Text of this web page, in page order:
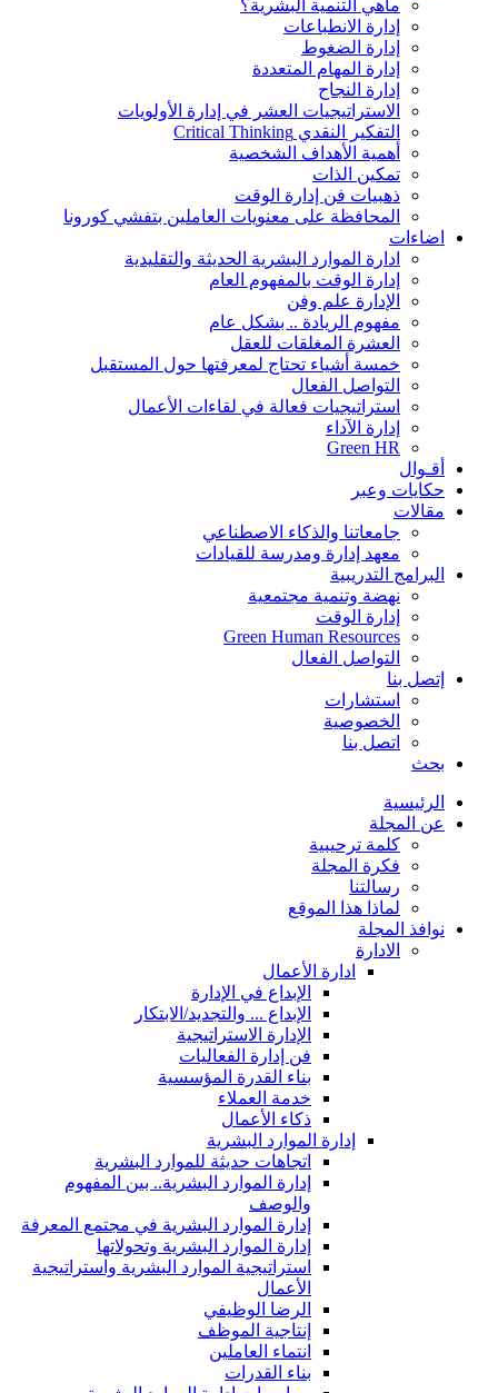
ماهي التنمية البشرية؟
إدارة الانطباعات
إدارة الضغوط
إدارة المهام المتعددة
إدارة النجاح
الاستراتيجيات العشر في إدارة الأولويات
التفكير النقدي Critical Thinking
أهمية الأهداف الشخصية
تمكين الذات
ذهبيات فن إدارة الوقت
المحافظة على معنويات العاملين بتفشي كورونا
اضاءات
ادارة الموارد البشرية الحديثة والتقليدية
إدارة الوقت بالمفهوم العام
الإدارة علم وفن
مفهوم الريادة .. بشكل عام
العشرة المغلقات للعقل
خمسة أشياء تحتاج لمعرفتها حول المستقبل
التواصل الفعال
استراتيجيات فعالة في لقاءات الأعمال
إدارة الآداء
Green HR
أقـوال
حكايات وعبر
مقالات
جامعاتنا والذكاء الاصطناعي
معهد إدارة ومدرسة للقيادات
البرامج التدريبية
نهضة وتنمية مجتمعية
إدارة الوقت
Green Human Resources
التواصل الفعال
إتصل بنا
استشارات
الخصوصية
اتصل بنا
بحث
الرئيسية
عن المجلة
كلمة ترحيبية
فكرة المجلة
رسالتنا
لماذا هذا الموقع
نوافذ المجلة
الادارة
ادارة الأعمال
الإبداع في الإدارة
الإبداع ... والتجديد/الابتكار
الإدارة الاستراتيجية
فن إدارة الفعاليات
بناء القدرة المؤسسية
خدمة العملاء
ذكاء الأعمال
إدارة الموارد البشرية
اتجاهات حديثة للموارد البشرية
إدارة الموارد البشرية.. بين المفهوم
والوصف
إدارة الموارد البشرية في مجتمع المعرفة
إدارة الموارد البشرية وتحولاتها
استراتيجية الموارد البشرية واستراتيجية
الأعمال
الرضا الوظيفي
إنتاجية الموظف
انتماء العاملين
بناء القدرات